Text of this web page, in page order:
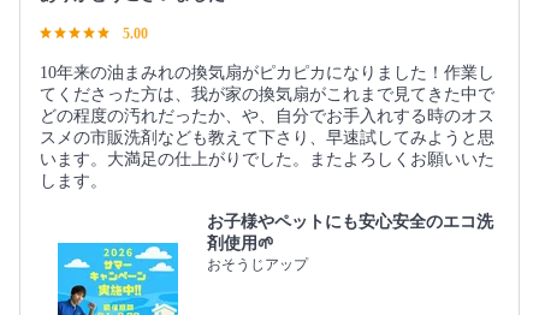
5.00
10年来の油まみれの換気扇がピカピカになりました！作業し
てくださった方は、我が家の換気扇がこれまで見てきた中で
どの程度の汚れだったか、や、自分でお手入れする時のオス
スメの市販洗剤なども教えて下さり、早速試してみようと思
います。大満足の仕上がりでした。またよろしくお願いいた
します。
お子様やペットにも安心安全のエコ洗
剤使用🌱
おそうじアップ